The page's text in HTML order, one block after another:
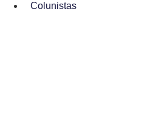
Colunistas